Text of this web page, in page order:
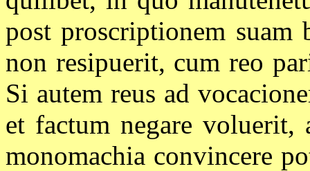
post proscriptionem
non resipuerit, cum reo
Si autem reus ad
et factum negare
monomachia convincere